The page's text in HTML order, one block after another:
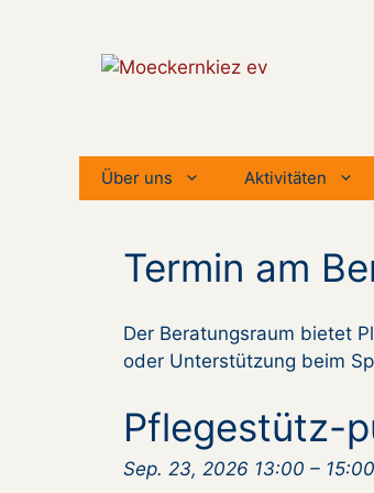
Über uns Aktivitäten
Termin am
Der Beratungsraum bietet
oder Unterstützung beim
Pflegestütz-
Sep. 23, 2026 13:00 – 15:00